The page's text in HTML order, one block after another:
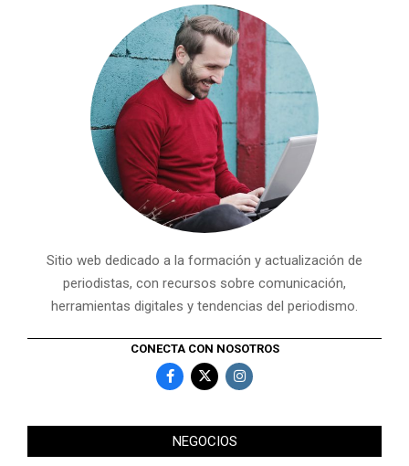
Sitio web dedicado a la formación y actualización de
periodistas, con recursos sobre comunicación,
herramientas digitales y tendencias del periodismo.
CONECTA CON NOSOTROS
NEGOCIOS